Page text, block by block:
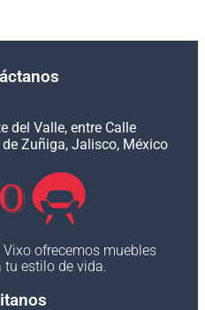
del Valle, entre Calle
Zuñiga, Jalisco, México
ofrecemos muebles
tu estilo de vida.